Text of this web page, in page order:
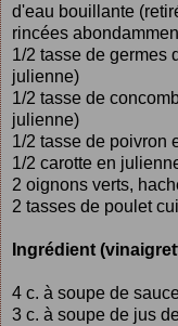
d'eau bouillante
rincées
1/2 tasse de germes
julienne)
1/2 tasse de
julienne)
1/2 tasse de poivron
1/2 carotte en
2 oignons verts,
2 tasses de poulet
Ingrédient
4 c. à soupe de
3 c. à soupe de jus